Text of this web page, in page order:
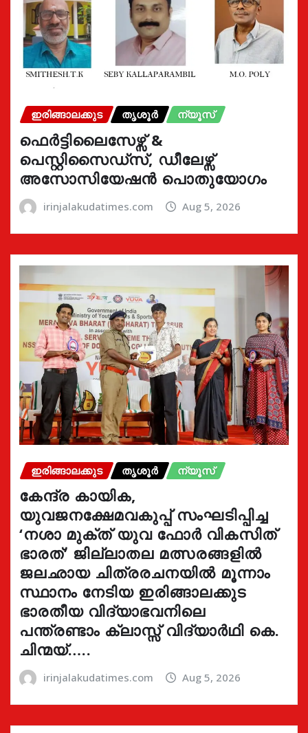
ഇരിങ്ങാലക്കുട തൃശൂർ ന്യൂസ്
ഫെർട്ടിലൈസേഴ്സ് &
പെസ്റ്റിസൈഡ്സ്, ഡീലേഴ്സ്
അസോസിയേഷൻ പൊതുയോഗം
irinjalakudatimes.com Aug 5, 2026
ഇരിങ്ങാലക്കുട തൃശൂർ ന്യൂസ്
കേന്ദ്ര കായിക,
യുവജനക്ഷേമവകുപ്പ് സംഘടിപ്പിച്ച
‘നശാ മുക്ത് യുവ ഫോർ വികസിത്
ഭാരത്’ ജില്ലാതല മത്സരങ്ങളിൽ
ജലഛായ ചിത്രരചനയിൽ മൂന്നാം
സ്ഥാനം നേടിയ ഇരിങ്ങാലക്കുട
ഭാരതീയ വിദ്യാഭവനിലെ
പന്ത്രണ്ടാം ക്ലാസ്സ് വിദ്യാർഥി കെ.
ചിന്മയ്…..
irinjalakudatimes.com Aug 5, 2026